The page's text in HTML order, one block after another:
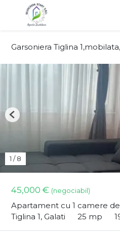
Garsoniera Tiglina
45,000 € (negociabil)
Apartament cu 1 camere
Tiglina 1, Galati
25 mp
1 /8
Previous